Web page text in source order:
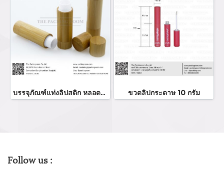
บรรจุภัณฑ์แท่งลิปสติก หลอดลิปแท่ง Lip stick package/ Lip tube สีแดงเงาฝาปิดแม่เหล็ก จำหน่ายบรรจุภัณฑ์เครื่องสำอางทุกประเภท ขวดลิปกระดาษ 10 กรัม
Follow us :